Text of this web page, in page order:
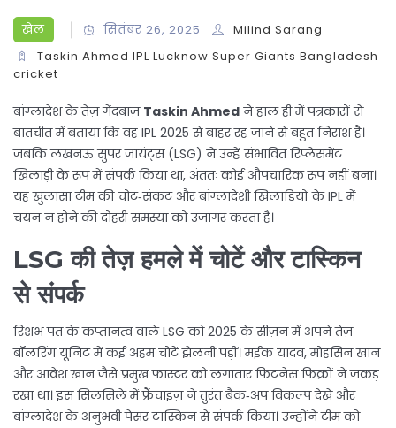
खेल सितंबर 26, 2025
Milind Sarang
Taskin Ahmed IPL Lucknow Super Giants Bangladesh
cricket
बांग्लादेश के तेज़ गेंदबाज़ Taskin Ahmed ने हाल ही में पत्रकारों से
बातचीत में बताया कि वह IPL 2025 से बाहर रह जाने से बहुत निराश है।
जबकि लखनऊ सुपर जायंट्स (LSG) ने उन्हें संभावित रिप्लेसमेंट
खिलाड़ी के रूप में संपर्क किया था, अंततः कोई औपचारिक रूप नहीं बना।
यह खुलासा टीम की चोट‑संकट और बांग्लादेशी खिलाड़ियों के IPL में
चयन न होने की दोहरी समस्या को उजागर करता है।
LSG की तेज़ हमले में चोटें और टास्किन
से संपर्क
रिशभ पंत के कप्तानत्व वाले LSG को 2025 के सीज़न में अपने तेज़
बॉलरिंग यूनिट में कई अहम चोटें झेलनी पड़ीं। मईंक यादव, मोहसिन खान
और आवेश खान जैसे प्रमुख फास्टर को लगातार फिटनेस फिक्रों ने जकड़
रखा था। इस सिलसिले में फ्रैंचाइज़ ने तुरंत बैक‑अप विकल्प देखे और
बांग्लादेश के अनुभवी पेसर टास्किन से संपर्क किया। उन्होंने टीम को